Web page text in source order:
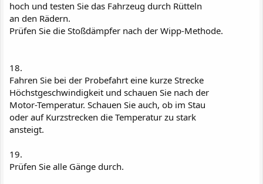
hoch und testen Sie das Fahrzeug durch Rütteln
an den Rädern.
Prüfen Sie die Stoßdämpfer nach der Wipp-Methode.
18.
Fahren Sie bei der Probefahrt eine kurze Strecke
Höchstgeschwindigkeit und schauen Sie nach der
Motor-Temperatur. Schauen Sie auch, ob im Stau
oder auf Kurzstrecken die Temperatur zu stark
ansteigt.
19.
Prüfen Sie alle Gänge durch.